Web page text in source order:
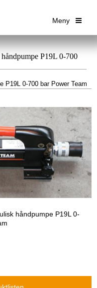
Meny
P19L 0-700
P19L 0-700 bar Power Team
håndpumpe P19L 0-